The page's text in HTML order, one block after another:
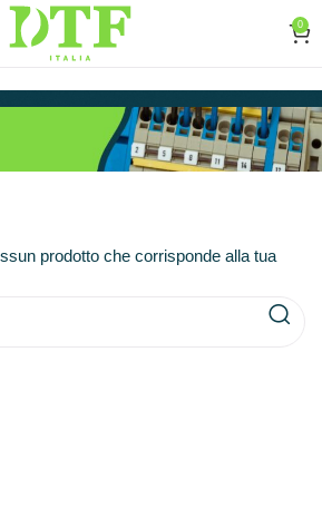
0
prodotto che corrisponde alla tua